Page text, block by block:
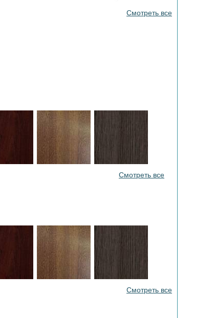
Смотреть все
Смотреть все
Смотреть все